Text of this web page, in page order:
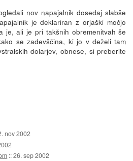
nov napajalnik dosedaj slabše
je deklariran z orjaški močjo
je, ali je pri takšnih obremenitvah še
se zadevščina, ki jo v deželi tam
dolarjev, obnese, si preberite
nov 2002
::26. sep 2002